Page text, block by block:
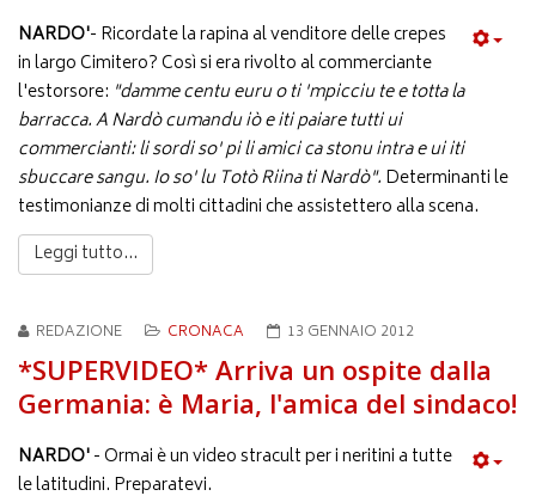
NARDO'- Ricordate la rapina al venditore delle crepes
in largo Cimitero? Così si era rivolto al commerciante
l'estorsore: "damme centu euru o ti 'mpicciu te e totta la
barracca. A Nardò cumandu iò e iti paiare tutti ui
commercianti: li sordi so' pi li amici ca stonu intra e ui iti
sbuccare sangu. Io so' lu Totò Riina ti Nardò". Determinanti le
testimonianze di molti cittadini che assistettero alla scena.
Leggi tutto...
REDAZIONE CRONACA 13 GENNAIO 2012
*SUPERVIDEO* Arriva un ospite dalla
Germania: è Maria, l'amica del sindaco!
NARDO'- Ormai è un video stracult per i neritini a tutte
le latitudini. Preparatevi.